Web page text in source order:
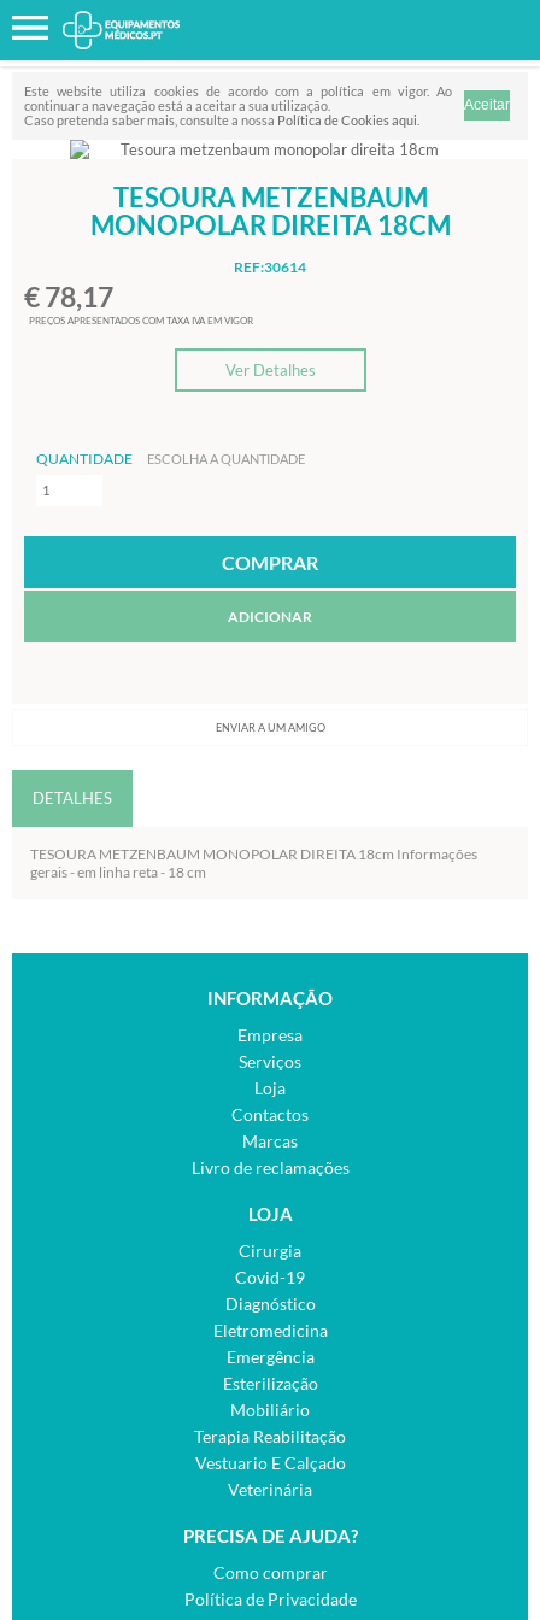
Este website utiliza cookies de acordo com a política em vigor. Ao
continuar a navegação está a aceitar a sua utilização.
Caso pretenda saber mais, consulte a nossa Política de Cookies aqui
TESOURA METZENBAUM
MONOPOLAR DIREITA 18CM
REF:30614
€ 78,17
PREÇOS APRESENTADOS COM TAXA IVA EM VIGOR
Ver Detalhes
QUANTIDADE ESCOLHA A QUANTIDADE
ADICIONAR
ENVIAR A UM AMIGO
DETALHES
TESOURA METZENBAUM MONOPOLAR DIREITA 18cm Informações
gerais - em linha reta - 18 cm
INFORMAÇÃO
Empresa
Serviços
Loja
Contactos
Marcas
Livro de reclamações
LOJA
Cirurgia
Covid-19
Diagnóstico
Eletromedicina
Emergência
Esterilização
Mobiliário
Terapia Reabilitação
Vestuario E Calçado
Veterinária
PRECISA DE AJUDA?
Como comprar
Política de Privacidade